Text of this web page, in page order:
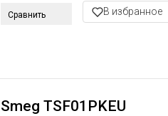
Сравнить В избранное
Smeg TSF01PKEU